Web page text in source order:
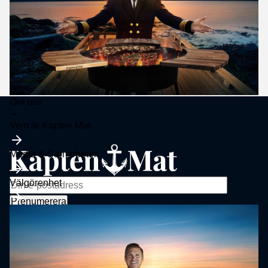
Om oss
Vem är Kapten Mat
Media & Samarbeten
Välgörenhet
Trots allt som har hänt sedan starten är grunden densamma som
2020:
En stekhäll, en kamera och glädjen i att laga mat utomhus.
Sortiment
Stekhäll
Tjänster